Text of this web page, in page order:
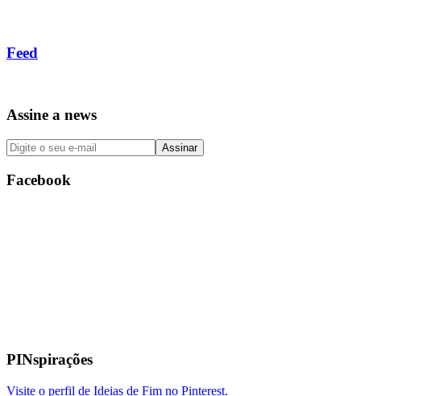
Feed
Assine a news
Facebook
PINspirações
Visite o perfil de Ideias de Fim no Pinterest.